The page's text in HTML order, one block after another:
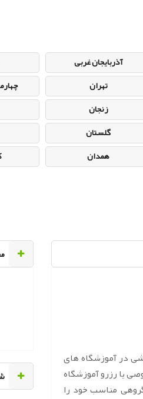
آذربایجان غربی
تهران
زنجان
گلستان
همدان
در آموزشگاه های
یا رزرو آموزشگاه
مناسب خود را